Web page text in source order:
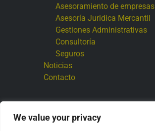
We value your privacy
Asesoramiento de empresas
Asesoría Juridica Mercantil
Gestiones Administrativas
Consultoría
Seguros
Noticias
Contacto